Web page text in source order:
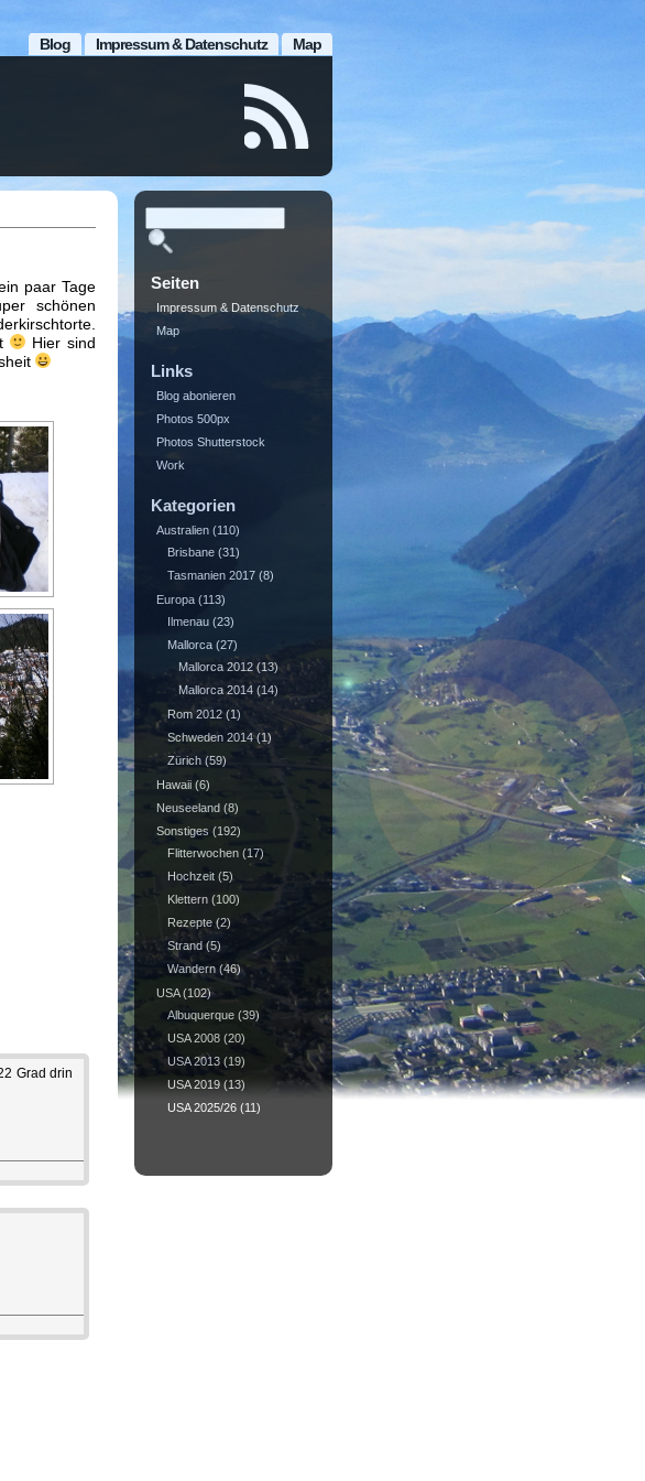
Map
Impressum & Datenschutz
Blog
paar Tage
schönen
Hier sind
Grad drin
Seiten
Impressum & Datenschutz
Map
Links
Blog abonieren
Photos 500px
Photos Shutterstock
Work
Kategorien
Australien(110)
Brisbane(31)
Tasmanien 2017(8)
Europa(113)
Ilmenau(23)
Mallorca(27)
Mallorca 2012(13)
Mallorca 2014(14)
Rom 2012(1)
Schweden 2014(1)
Zürich(59)
Hawaii(6)
Neuseeland(8)
Sonstiges (192)
Flitterwochen(17)
Hochzeit(5)
Klettern(100)
Rezepte(2)
Strand(5)
Wandern(46)
USA(102)
Albuquerque(39)
USA 2008(20)
USA 2013(19)
USA 2019(13)
USA 2025/26(11)